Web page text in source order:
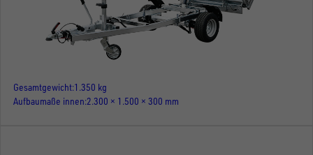
Gesamtgewicht 1.350 kg
Aufbaumaße innen 2.300 × 1.500 × 300 mm